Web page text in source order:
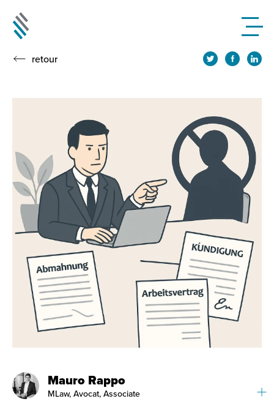
retour
Mauro Rappo
MLaw, Avocat, Associate